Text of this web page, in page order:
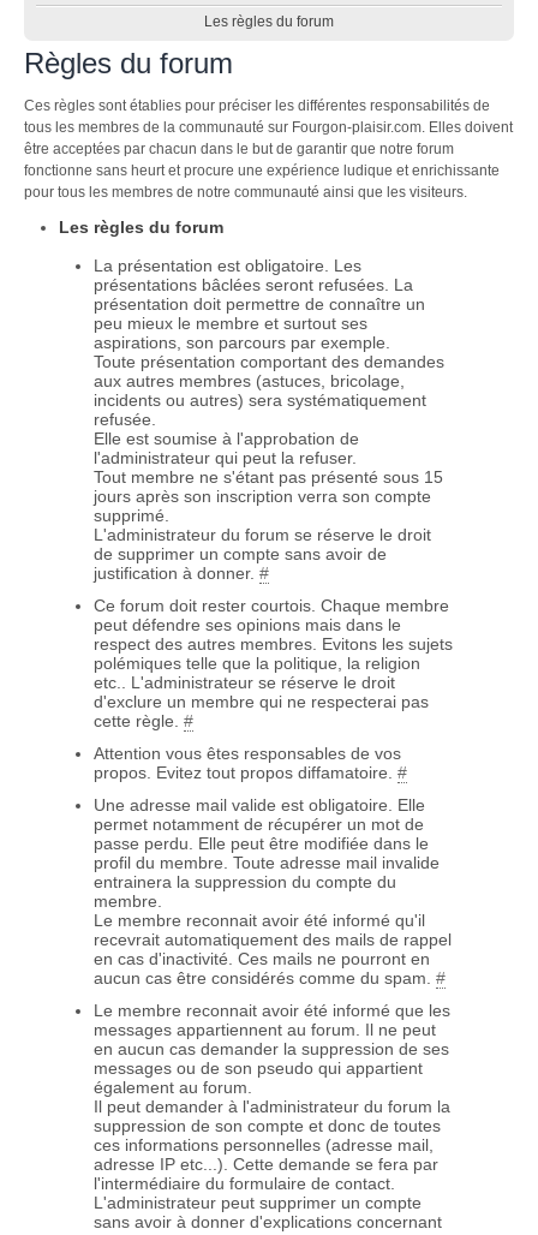
Les règles du forum
Règles du forum
Ces règles sont établies pour préciser les différentes responsabilités de
tous les membres de la communauté sur Fourgon-plaisir.com. Elles doivent
être acceptées par chacun dans le but de garantir que notre forum
fonctionne sans heurt et procure une expérience ludique et enrichissante
pour tous les membres de notre communauté ainsi que les visiteurs.
Les règles du forum
La présentation est obligatoire. Les
présentations bâclées seront refusées. La
présentation doit permettre de connaître un
peu mieux le membre et surtout ses
aspirations, son parcours par exemple.
Toute présentation comportant des demandes
aux autres membres (astuces, bricolage,
incidents ou autres) sera systématiquement
refusée.
Elle est soumise à l'approbation de
l'administrateur qui peut la refuser.
Tout membre ne s'étant pas présenté sous 15
jours après son inscription verra son compte
supprimé.
L'administrateur du forum se réserve le droit
de supprimer un compte sans avoir de
justification à donner. #
Ce forum doit rester courtois. Chaque membre
peut défendre ses opinions mais dans le
respect des autres membres. Evitons les sujets
polémiques telle que la politique, la religion
etc.. L'administrateur se réserve le droit
d'exclure un membre qui ne respecterai pas
cette règle. #
Attention vous êtes responsables de vos
propos. Evitez tout propos diffamatoire. #
Une adresse mail valide est obligatoire. Elle
permet notamment de récupérer un mot de
passe perdu. Elle peut être modifiée dans le
profil du membre. Toute adresse mail invalide
entrainera la suppression du compte du
membre.
Le membre reconnait avoir été informé qu'il
recevrait automatiquement des mails de rappel
en cas d'inactivité. Ces mails ne pourront en
aucun cas être considérés comme du spam. #
Le membre reconnait avoir été informé que les
messages appartiennent au forum. Il ne peut
en aucun cas demander la suppression de ses
messages ou de son pseudo qui appartient
également au forum.
Il peut demander à l'administrateur du forum la
suppression de son compte et donc de toutes
ces informations personnelles (adresse mail,
adresse IP etc...). Cette demande se fera par
l'intermédiaire du formulaire de contact.
L'administrateur peut supprimer un compte
sans avoir à donner d'explications concernant